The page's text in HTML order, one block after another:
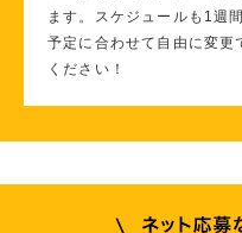
ます。スケジュールも1週
予定に合わせて自由に変更
ください！